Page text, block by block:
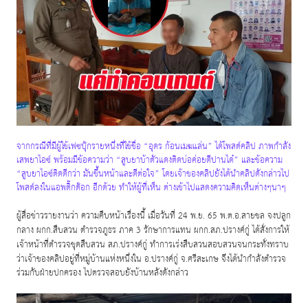
จากกรณีที่มีผู้ใช้เฟซบุ๊กรายหนึ่งที่ใช้ชื่อ “อุดร ก้อนเมฆแล่น” ได้โพสต์คลิป ภาพกำลัง
เสพยาไอซ์ พร้อมมีข้อความว่า “สูบยาบ้าตัวแดงติดบ่อค่อยดีปานได๋” และข้อความ
“สูบยาไอซ์ติดดีกว่า มันขึ้นหน้าและดีต่อใจ” โดยเจ้าของคลิปยังได้นำคลิปดังกล่าวไป
โพสต์ลงในแอพติ๊กต๊อก อีกด้วย ทำให้ผู้ที่เห็น ต่างเข้าไปแสดงความคิดเห็นต่างๆนาๆ
ผู้สื่อข่าวรายงานว่า ความคืบหน้าเรื่องนี้ เมื่อวันที่ 24พ.ย. 65 พ.ต.อ.สายชล จงปลูก
กลาง ผกก.สืบสวน ตำรวจภูธร ภาค 3 รักษาการแทน ผกก.สภ.ปรางค์กู่ ได้สั่งการให้
เจ้าหน้าที่ตำรวจชุดสืบสวน สภ.ปรางค์กู่ ทำการเร่งสืบสวนสอบสวนจนกระทั่งทราบ
ว่าเจ้าของคลิปอยู่ที่หมู่บ้านแห่งหนึ่งใน อ.ปรางค์กู่ จ.ศรีสะเกษ จึงได้นำกำลังตำรวจ
ร่วมกับฝ่ายปกครอง ไปตรวจสอบยังบ้านหลังดังกล่าว